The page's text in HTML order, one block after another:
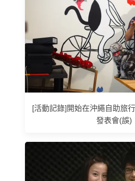
[活動記錄]開始在沖繩自助旅
發表會(誤)